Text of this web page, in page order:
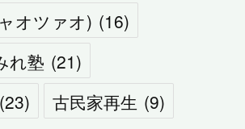
オツァオ) (16)
れ塾 (21)
(23) 古民家再生 (9)